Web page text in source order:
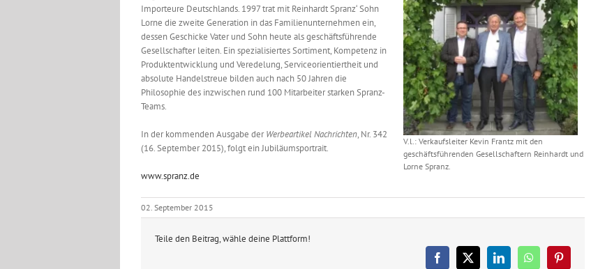
V.l.: Verkaufsleiter Kevin Frantz mit den
geschäftsführenden Gesellschaftern Reinhardt und
Lorne Spranz.
Importeure Deutschlands. 1997 trat mit Reinhardt Spranz‘ Sohn
Lorne die zweite Generation in das Familienunternehmen ein,
dessen Geschicke Vater und Sohn heute als geschäftsführende
Gesellschafter leiten. Ein spezialisiertes Sortiment, Kompetenz in
Produktentwicklung und Veredelung, Serviceorientiertheit und
absolute Handelstreue bilden auch nach 50 Jahren die
Philosophie des inzwischen rund 100 Mitarbeiter starken Spranz-
Teams.
In der kommenden Ausgabe derWerbeartikel Nachrichten, Nr. 342
(16. September 2015), folgt ein Jubiläumsportrait.
www.spranz.de
02. September 2015
Teile den Beitrag, wähle deine Plattform!
Facebook
X LinkedInWhatsAppPinterest